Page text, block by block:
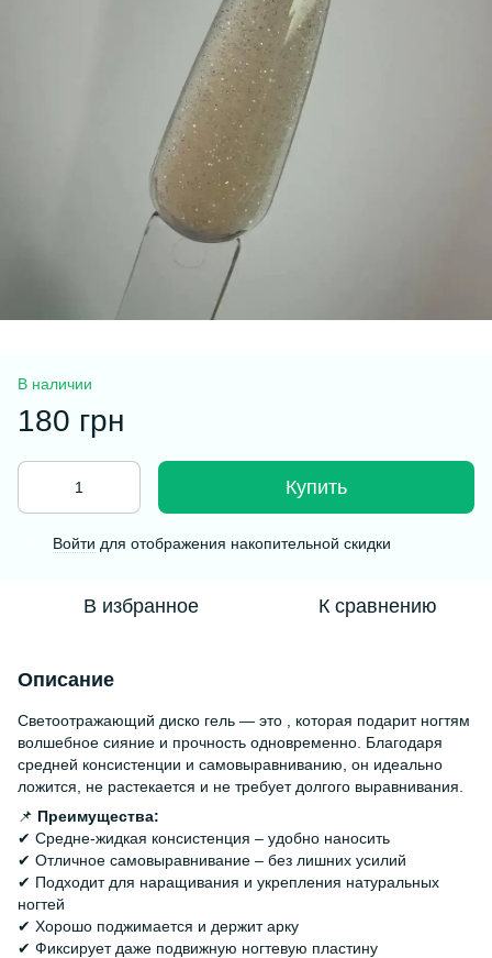
В наличии
180 грн
Купить
Войти для отображения накопительной скидки
В избранное К сравнению
Описание
Светоотражающий диско гель — это , которая подарит ногтям
волшебное сияние и прочность одновременно. Благодаря
средней консистенции и самовыравниванию, он идеально
ложится, не растекается и не требует долгого выравнивания.
📌 Преимущества:
✔ Средне-жидкая консистенция – удобно наносить
✔ Отличное самовыравнивание – без лишних усилий
✔ Подходит для наращивания и укрепления натуральных
ногтей
✔ Хорошо поджимается и держит арку
✔ Фиксирует даже подвижную ногтевую пластину